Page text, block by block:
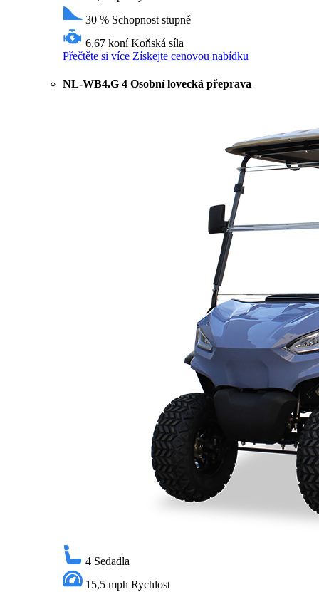
30 % Schopnost stupně
6,67 koní Koňská síla
Přečtěte si více Získejte cenovou nabídku
NL-WB4.G 4 Osobní lovecká přeprava
4 Sedadla
15,5 mph Rychlost